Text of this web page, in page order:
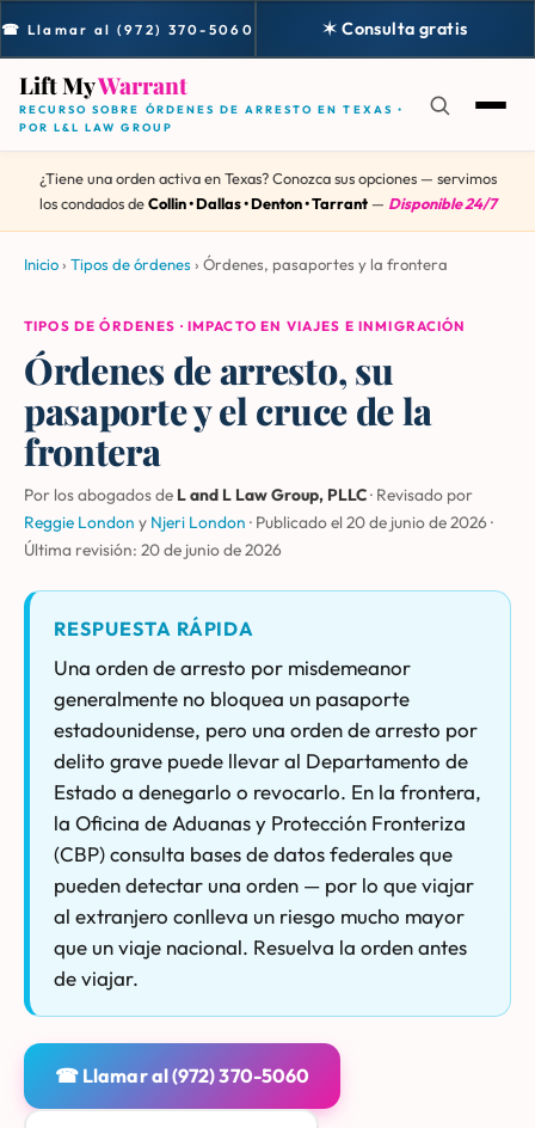
☎ Llamar al (972) 370-5060 ✶ Consulta gratis
Lift MyWarrant
RECURSO SOBRE ÓRDENES DE ARRESTO EN TEXAS •
POR L&L LAW GROUP
¿Tiene una orden activa en Texas? Conozca sus opciones — servimos
los condados deCollin • Dallas • Denton • Tarrant— Disponible 24/7
Inicio› Tipos de órdenes › Órdenes, pasaportes y la frontera
TIPOS DE ÓRDENES · IMPACTO EN VIAJES E INMIGRACIÓN
Órdenes de arresto, su
pasaporte y el cruce de la
frontera
Por los abogados de L and L Law Group, PLLC· Revisado por
Reggie London y Njeri London · Publicado el 20 de junio de 2026·
Última revisión: 20 de junio de 2026
RESPUESTA RÁPIDA
Una orden de arresto por misdemeanor
generalmente no bloquea un pasaporte
estadounidense, pero una orden de arresto por
delito grave puede llevar al Departamento de
Estado a denegarlo o revocarlo. En la frontera,
la Oficina de Aduanas y Protección Fronteriza
(CBP) consulta bases de datos federales que
pueden detectar una orden — por lo que viajar
al extranjero conlleva un riesgo mucho mayor
que un viaje nacional. Resuelva la orden antes
de viajar.
☎ Llamar al (972) 370-5060